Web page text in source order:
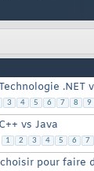
.NET
3 4 5 6 7 8 9
vs Java
1 2 3 4 5 6 7
pour faire